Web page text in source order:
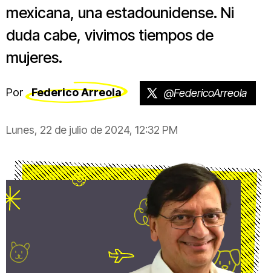
mexicana, una estadounidense. Ni
duda cabe, vivimos tiempos de
mujeres.
Por Federico Arreola @FedericoArreola
Lunes, 22 de julio de 2024, 12:32 PM